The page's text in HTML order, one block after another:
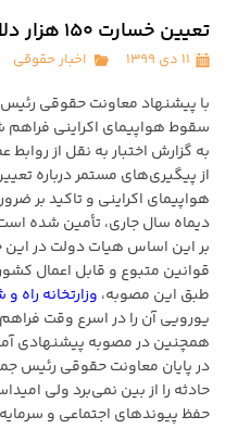
تعیین خسارت ۱۵۰ هزار دلاری برای قربانیان حادثه هواپیمای اوکراینی
۱۱ دی ۱۳۹۹ اخبار حقوقی
با پیشنهاد معاونت حقوقی
سقوط هواپیمای اکراینی
به گزارش اختبار به نقل از
از پیگیری‌های مستمر درباره
هواپیمای اکراینی و تاکید بر
دیماه سال جاری، تأمین شده
بر این اساس هیات دولت در این
قوانین متبوع و قابل اعمال
طبق این مصوبه، وزارتخانه‌ راه
یورویی آن را در اسرع وقت
همچنین در مصوبه پیشنهادی
در پایان معاونت حقوقی رئیس
حادثه را از بین نمی‌برد ولی
حفظ پیوندهای اجتماعی و